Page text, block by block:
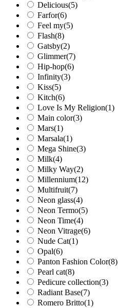
Delicious(5)
Farfor(6)
Feel my(5)
Flash(8)
Gatsby(2)
Glimmer(7)
Hip-hop(6)
Infinity(3)
Kiss(5)
Kitch(6)
Love Is My Religion(1)
Main color(3)
Mars(1)
Marsala(1)
Mega Shine(3)
Milk(4)
Milky Way(2)
Millennium(12)
Multifruit(7)
Neon glass(4)
Neon Termo(5)
Neon Time(4)
Neon Vitrage(6)
Nude Cat(1)
Opal(6)
Panton Fashion Color(8)
Pearl cat(8)
Pedicure collection(3)
Radiant Base(7)
Romero Britto(1)